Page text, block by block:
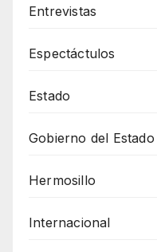
Entrevistas
Espectáctulos
Estado
Gobierno del Estado
Hermosillo
Internacional